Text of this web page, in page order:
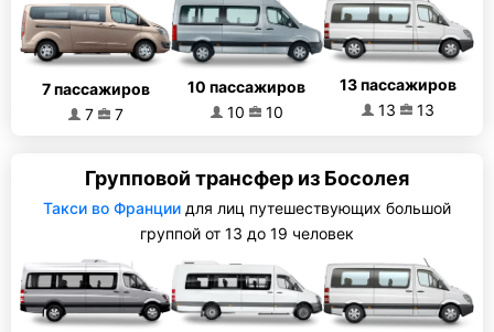
7 пассажиров
7
7
10 пассажиров
10
10
13 пассажиров
13
13
Групповой трансфер из Босолея
Такси во Франции для лиц путешествующих большой
группой от 13 до 19 человек